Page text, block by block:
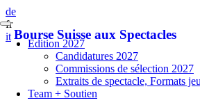
de
fr
it Bourse Suisse aux Spectacles
Edition 2027
Candidatures 2027
Commissions de sélection 2027
Extraits de spectacle, Formats
Team + Soutien